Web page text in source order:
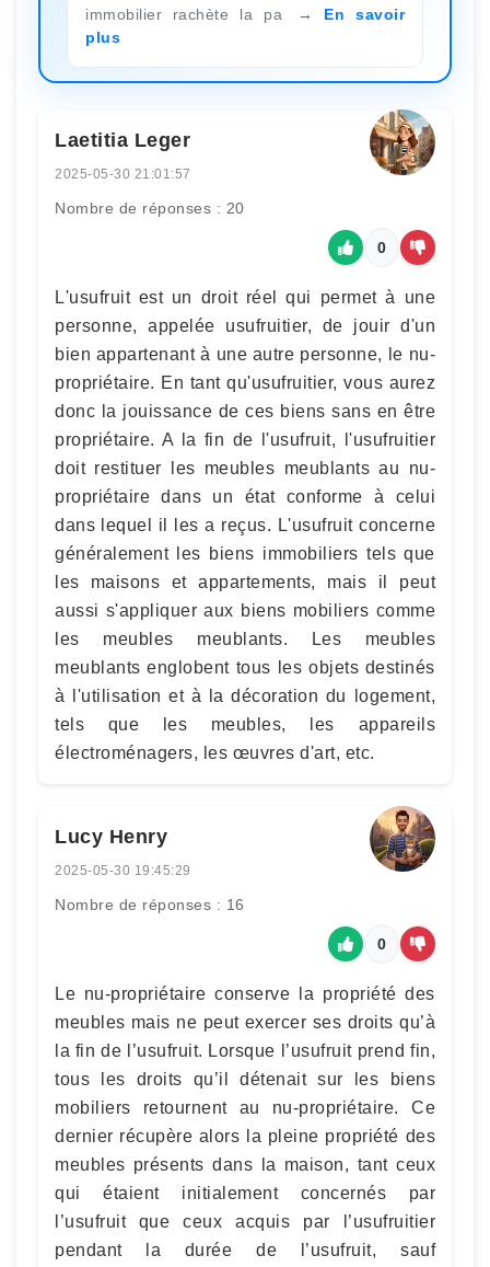
immobilier rachète la pa
En savoir
plus
Laetitia Leger
2025-05-30 21:01:57
Nombre de réponses : 20
0
L'usufruit est un droit réel qui permet à une
personne, appelée usufruitier, de jouir d'un
bien appartenant à une autre personne, le nu-
propriétaire. En tant qu'usufruitier, vous aurez
donc la jouissance de ces biens sans en être
propriétaire. A la fin de l'usufruit, l'usufruitier
doit restituer les meubles meublants au nu-
propriétaire dans un état conforme à celui
dans lequel il les a reçus. L'usufruit concerne
généralement les biens immobiliers tels que
les maisons et appartements, mais il peut
aussi s'appliquer aux biens mobiliers comme
les meubles meublants. Les meubles
meublants englobent tous les objets destinés
à l'utilisation et à la décoration du logement,
tels que les meubles, les appareils
électroménagers, les œuvres d'art, etc.
Lucy Henry
2025-05-30 19:45:29
Nombre de réponses : 16
0
Le nu-propriétaire conserve la propriété des
meubles mais ne peut exercer ses droits qu’à
la fin de l’usufruit. Lorsque l’usufruit prend fin,
tous les droits qu’il détenait sur les biens
mobiliers retournent au nu-propriétaire. Ce
dernier récupère alors la pleine propriété des
meubles présents dans la maison, tant ceux
qui étaient initialement concernés par
l’usufruit que ceux acquis par l’usufruitier
pendant la durée de l’usufruit, sauf